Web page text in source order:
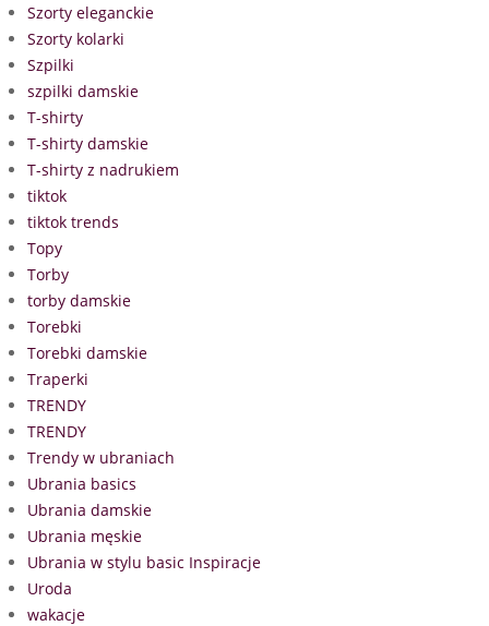
Szorty eleganckie
Szorty kolarki
Szpilki
szpilki damskie
T-shirty
T-shirty damskie
T-shirty z nadrukiem
tiktok
tiktok trends
Topy
Torby
torby damskie
Torebki
Torebki damskie
Traperki
TRENDY
TRENDY
Trendy w ubraniach
Ubrania basics
Ubrania damskie
Ubrania męskie
Ubrania w stylu basic Inspiracje
Uroda
wakacje